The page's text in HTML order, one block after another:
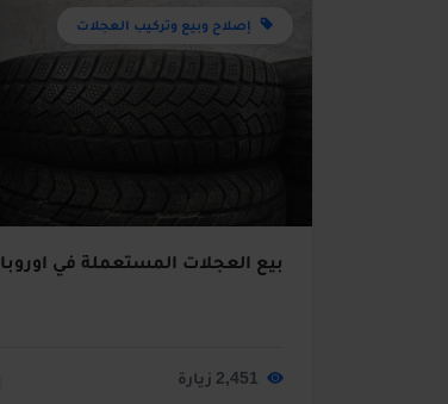
إصلاح وبيع وتركيب العجلات
بيع العجلات المستعملة في أوروبا